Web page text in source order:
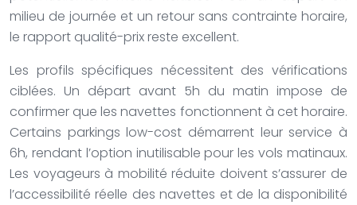
milieu de journée et un retour sans contrainte horaire,
le rapport qualité-prix reste excellent.
Les profils spécifiques nécessitent des vérifications
ciblées. Un départ avant 5h du matin impose de
confirmer que les navettes fonctionnent à cet horaire.
Certains parkings low-cost démarrent leur service à
6h, rendant l’option inutilisable pour les vols matinaux.
Les voyageurs à mobilité réduite doivent s’assurer de
l’accessibilité réelle des navettes et de la disponibilité